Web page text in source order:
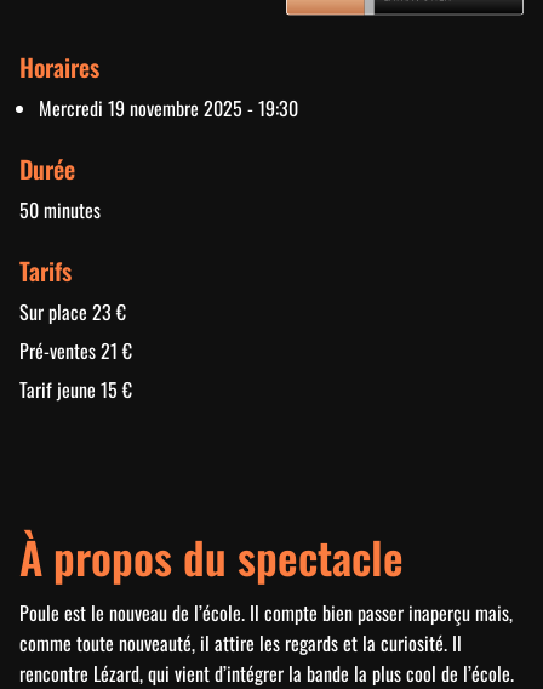
Horaires
Mercredi 19 novembre 2025 - 19:30
Durée
50 minutes
Tarifs
Sur place 23 €
Pré-ventes 21 €
Tarif jeune 15 €
À propos du spectacle
Poule est le nouveau de l’école. Il compte bien passer inaperçu mais,
comme toute nouveauté, il attire les regards et la curiosité. Il
rencontre Lézard, qui vient d’intégrer la bande la plus cool de l’école.